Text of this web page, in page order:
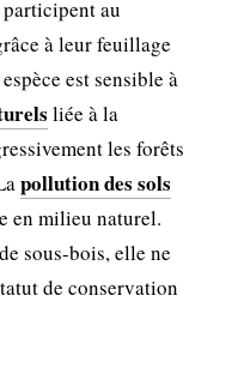
au
à leur feuillage
est sensible à
liée à la
les forêts
pollution des sols
en milieu naturel.
sous-bois, elle ne
de conservation